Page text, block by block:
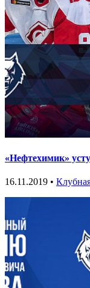
«Нефтехимик»
16.11.2019 •